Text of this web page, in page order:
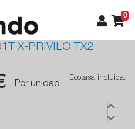
0
X-PRIVILO TX2
Por unidad
Ecotasa incluida.